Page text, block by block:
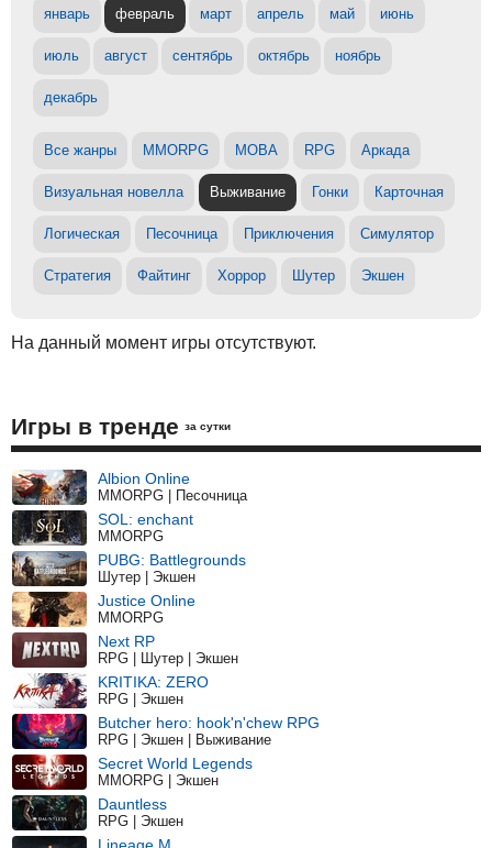
январь февраль март апрель май июнь
июль август сентябрь октябрь ноябрь
декабрь
Все жанры MMORPG MOBA RPG Аркада
Визуальная новелла Выживание Гонки Карточная
Логическая Песочница Приключения Симулятор
Стратегия Файтинг Хоррор Шутер Экшен
На данный момент игры отсутствуют.
Игры в тренде за сутки
Albion Online
MMORPG | Песочница
SOL: enchant
MMORPG
PUBG: Battlegrounds
Шутер | Экшен
Justice Online
MMORPG
Next RP
RPG | Шутер | Экшен
KRITIKA: ZERO
RPG | Экшен
Butcher hero: hook'n'chew RPG
RPG | Экшен | Выживание
Secret World Legends
MMORPG | Экшен
Dauntless
RPG | Экшен